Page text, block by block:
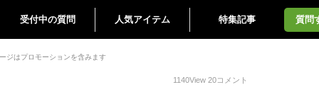
受付中の質問 人気アイテム 特集記事 質問
ジはプロモーションを含みます
1140View 20コメント